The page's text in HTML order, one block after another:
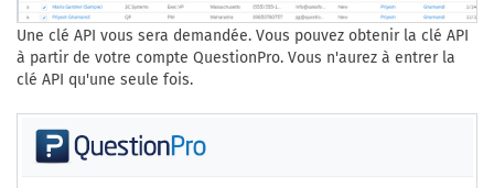
Une clé API vous sera demandée. Vous pouvez obtenir la clé API
à partir de votre compte QuestionPro. Vous n'aurez à entrer la
clé API qu'une seule fois.